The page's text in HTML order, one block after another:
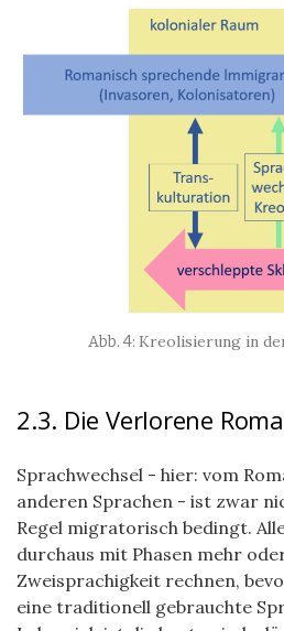
Kreolisierung in
2.3. Die Verlorene
Sprachwechsel - hier: vom
anderen Sprachen - ist zwar
Regel migratorisch bedingt.
durchaus mit Phasen mehr
Zweisprachigkeit rechnen,
eine traditionell gebrauchte